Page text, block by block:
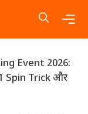
Event 2026:
Spin Trick और